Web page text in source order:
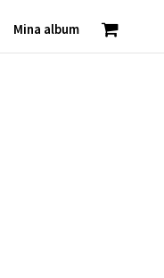
Mina album